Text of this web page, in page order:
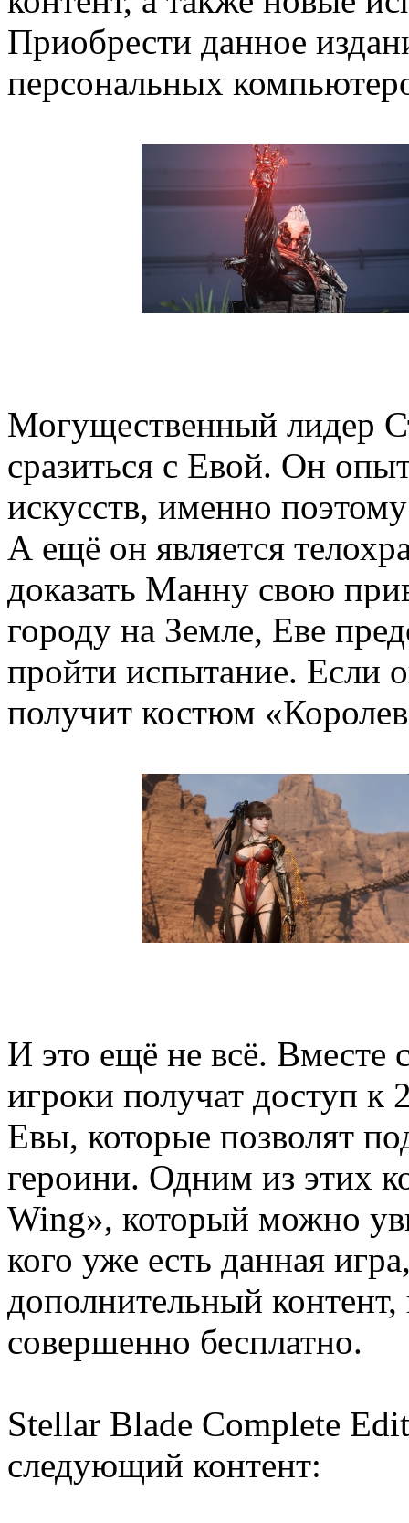
Приобрести данное
персональных
Могущественный лидер
сразиться с Евой. Он
искусств, именно
А ещё он является
доказать Манну свою
городу на Земле, Еве
пройти испытание. Если
получит костюм
И это ещё не всё. Вместе
игроки получат доступ
Евы, которые позволят
героини. Одним из этих
Wing», который можно
кого уже есть данная
дополнительный
совершенно бесплатно.
Stellar Blade Complete
следующий контент: